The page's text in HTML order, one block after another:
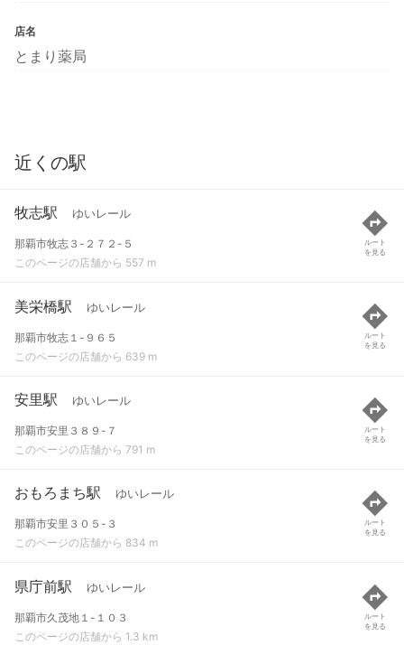
店名
とまり薬局
近くの駅
牧志駅 ゆいレール
那覇市牧志３-２７２-５
このページの店舗から 557 m
ルート
を見る
美栄橋駅 ゆいレール
那覇市牧志１-９６５
このページの店舗から 639 m
ルート
を見る
安里駅 ゆいレール
那覇市安里３８９-７
このページの店舗から 791 m
ルート
を見る
おもろまち駅 ゆいレール
那覇市安里３０５-３
このページの店舗から 834 m
ルート
を見る
県庁前駅 ゆいレール
那覇市久茂地１-１０３
このページの店舗から 1.3 km
ルート
を見る